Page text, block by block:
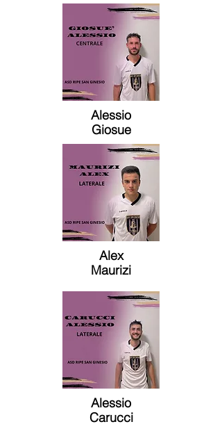
Alessio
Giosue
Alex
Maurizi
Alessio
Carucci​